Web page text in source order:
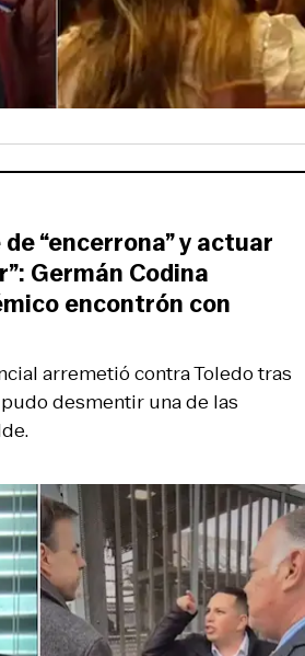
arremetió contra Toledo tras
desmentir una de las
“encerrona” y actuar
Germán Codina
encontrón con